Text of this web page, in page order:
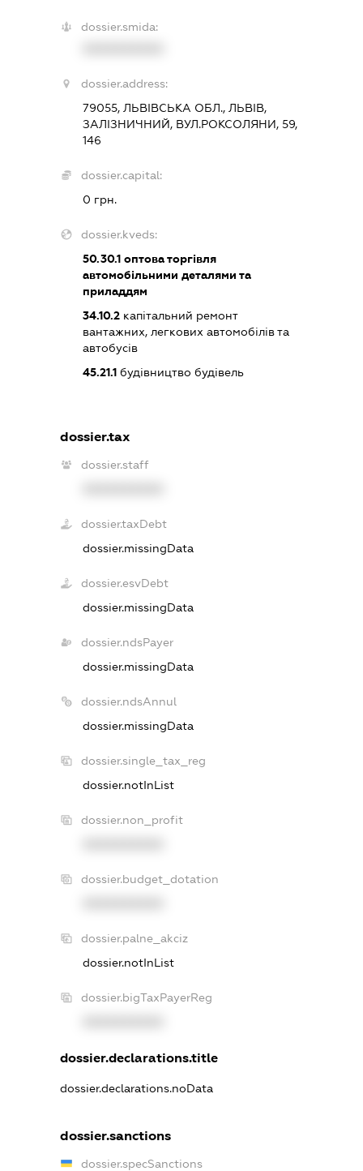
dossier.smida:
dossier.address:
79055, ЛЬВІВСЬКА ОБЛ., ЛЬВІВ,
ЗАЛІЗНИЧНИЙ, ВУЛ.РОКСОЛЯНИ, 59,
146
dossier.capital:
0 грн.
dossier.kveds:
50.30.1оптова торгівля
автомобільними деталями та
приладдям
34.10.2капітальний ремонт
вантажних, легкових автомобілів та
автобусів
45.21.1будівництво будівель
dossier.tax
dossier.staff
dossier.taxDebt
dossier.missingData
dossier.esvDebt
dossier.missingData
dossier.ndsPayer
dossier.missingData
dossier.ndsAnnul
dossier.missingData
dossier.single_tax_reg
dossier.notInList
dossier.non_profit
dossier.budget_dotation
dossier.palne_akciz
dossier.notInList
dossier.bigTaxPayerReg
dossier.declarations.title
dossier.declarations.noData
dossier.sanctions
dossier.specSanctions